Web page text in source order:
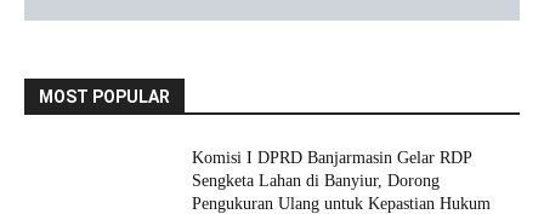
MOST POPULAR
Komisi I DPRD Banjarmasin Gelar RDP
Sengketa Lahan di Banyiur, Dorong
Pengukuran Ulang untuk Kepastian Hukum